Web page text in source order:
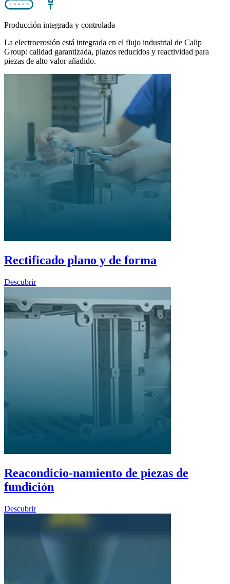
Producción integrada y controlada
La electroerosión está integrada en el flujo industrial de Calip
Group: calidad garantizada, plazos reducidos y reactividad para
piezas de alto valor añadido.
Rectificado plano y de forma
Descubrir
Reacondicio-namiento de piezas de
fundición
Descubrir